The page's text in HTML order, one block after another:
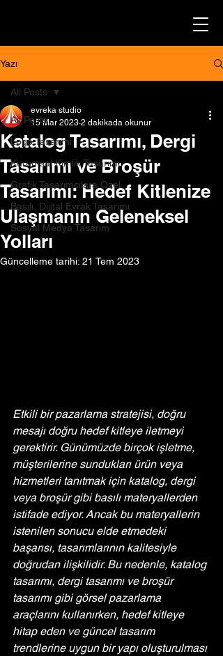
Yazı
All Posts
Logo Tasarımı
Kurumsal Kimlik Tasarımı
Grafik Tasarımcılara Özel
Basılı, Dijital Evrak Tasarımı
Sosyal Medya Tasarım
All Posts
Katalog Tasarımı, Dergi
Tasarımı ve Broşür
Tasarımı: Hedef Kitlenize
Ulaşmanın Geleneksel
Yolları
evreka studio
15 Mar 2023 2 dakikada okunur
Güncelleme tarihi: 21 Tem 2023
Etkili bir pazarlama stratejisi, doğru
mesajı doğru hedef kitleye iletmeyi
gerektirir. Günümüzde birçok işletme,
müşterilerine sundukları ürün veya
hizmetleri tanıtmak için katalog, dergi
veya broşür gibi basılı materyallerden
istifade ediyor. Ancak bu materyallerin
istenilen sonucu elde etmedeki
başarısı, tasarımlarının kalitesiyle
doğrudan ilişkilidir. Bu nedenle, katalog
tasarımı, dergi tasarımı ve broşür
tasarımı gibi görsel pazarlama
araçlarını kullanırken, hedef kitleye
hitap eden ve güncel tasarım
trendlerine uygun bir yapı oluşturulması